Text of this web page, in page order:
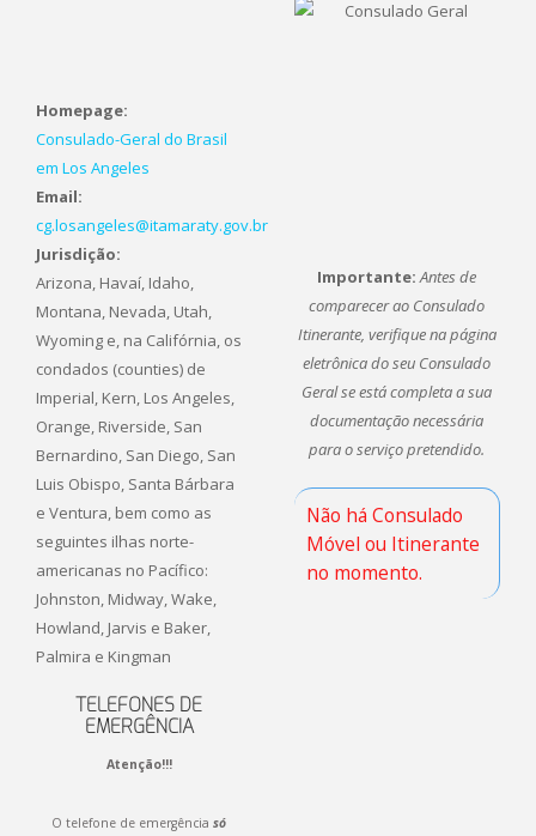
Homepage:
Consulado-Geral do Brasil
em Los Angeles
Email:
cg.losangeles@itamaraty.gov.br
Jurisdição:
Arizona, Havaí, Idaho,
Montana, Nevada, Utah,
Wyoming e, na Califórnia, os
condados (counties) de
Imperial, Kern, Los Angeles,
Orange, Riverside, San
Bernardino, San Diego, San
Luis Obispo, Santa Bárbara
e Ventura, bem como as
seguintes ilhas norte-
americanas no Pacífico:
Johnston, Midway, Wake,
Howland, Jarvis e Baker,
Palmira e Kingman
TELEFONES DE
EMERGÊNCIA
Atenção!!!
O telefone de emergênciasó
Importante: Antes de
comparecer ao Consulado
Itinerante, verifique na página
eletrônica do seu Consulado
Geral seestá completaa sua
documentação necessária
para o serviço pretendido.
Não há Consulado
Móvel ou Itinerante
no momento.